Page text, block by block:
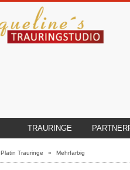
TRAURINGE
Platin Trauringe » Mehrfarbig